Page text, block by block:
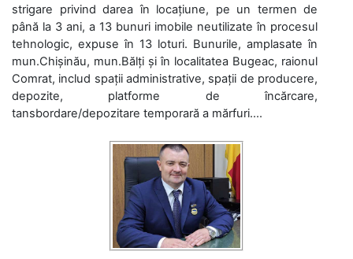
strigare privind darea în locațiune, pe un termen de
până la 3 ani, a 13 bunuri imobile neutilizate în procesul
tehnologic, expuse în 13 loturi. Bunurile, amplasate în
mun.Chișinău, mun.Bălți și în localitatea Bugeac, raionul
Comrat, includ spații administrative, spații de producere,
depozite, platforme de încărcare,
tansbordare/depozitare temporară a mărfuri....